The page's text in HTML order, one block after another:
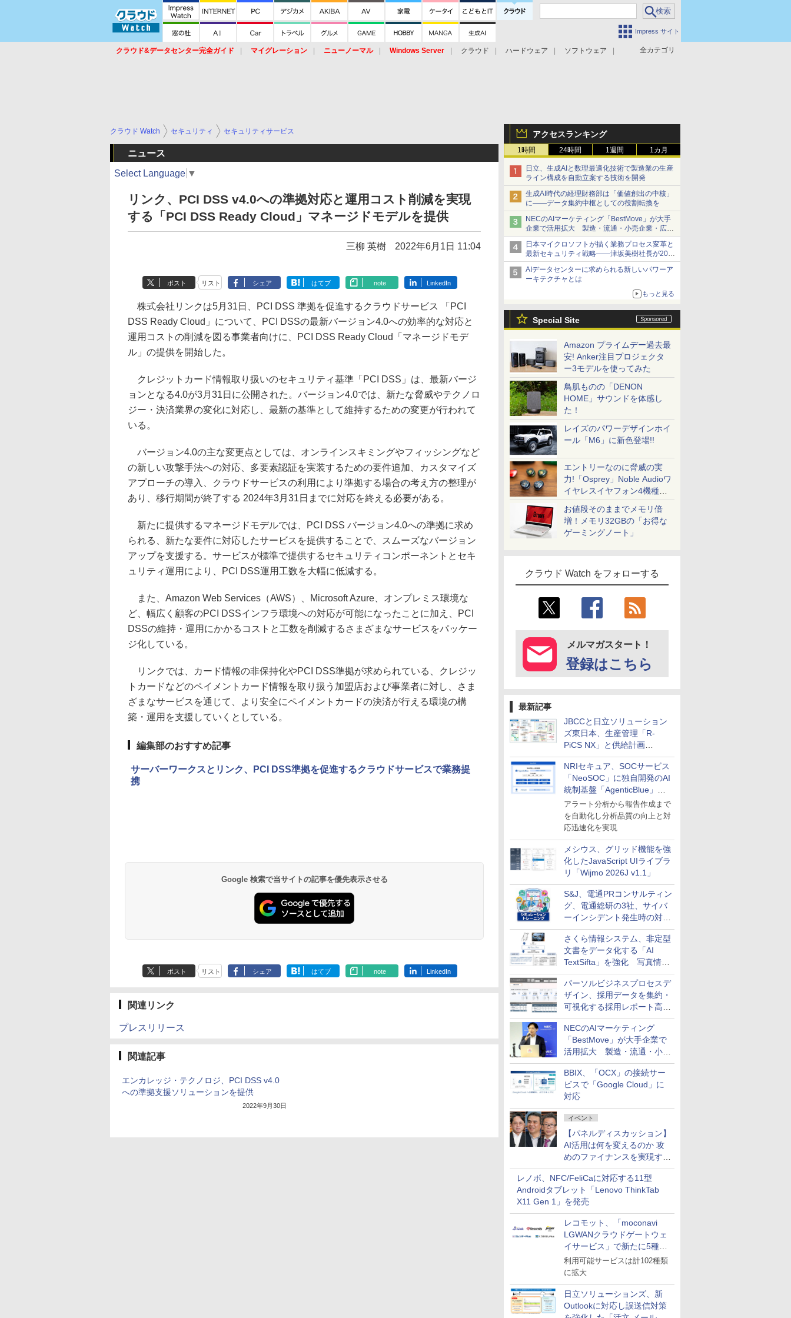
Impress サイト
全カテゴリ
クラウド&データセンター完全ガイド マイグレーション ニューノーマル Windows Server クラウド ハードウェア
ソフトウェア
アクセスランキング
1時間 24時間 1週間 1カ月
日立、生成AIと数理最適化技術で製造業の生産
ライン構成を自動立案する技術を開発
生成AI時代の経理財務部は「価値創出の中核」
に――データ集約中枢としての役割転換を
NECのAIマーケティング「BestMove」が大手
企業で活用拡大 製造・流通・小売企業・広告
代理店などが実装フェーズへ
日本マイクロソフトが描く業務プロセス変革と
最新セキュリティ戦略――津坂美樹社長が2027
年度戦略を説明
AIデータセンターに求められる新しいパワーア
ーキテクチャとは
もっと見る
Special Site
Amazon プライムデー過去最
安! Anker注目プロジェクタ
ー3モデルを使ってみた
鳥肌ものの「DENON
HOME」サウンドを体感し
た！
レイズのパワーデザインホイ
ール「M6」に新色登場!!
エントリーなのに脅威の実
力!「Osprey」Noble Audioワ
イヤレスイヤフォン4機種を
一気に聴く
お値段そのままでメモリ倍
増！メモリ32GBの「お得な
ゲーミングノート」
クラウド Watch をフォローする
メルマガスタート！
登録はこちら
最新記事
JBCCと日立ソリューション
ズ東日本、生産管理「R-
PiCS NX」と供給計画
「scSQUARE ISP」の連携サ
ービスを提供開始
NRIセキュア、SOCサービス
「NeoSOC」に独自開発のAI
統制基盤「AgenticBlue」を
導入
アラート分析から報告作成まで
を自動化し分析品質の向上と対
応迅速化を実現
メシウス、グリッド機能を強
化したJavaScript UIライブラ
リ「Wijmo 2026J v1.1」
S&J、電通PRコンサルティン
グ、電通総研の3社、サイバ
ーインシデント発生時の対応
と危機管理広報を一体的に訓
練するプログラムを提供
さくら情報システム、非定型
文書をデータ化する「AI
TextSifta」を強化 写真情報
のデータ化などに対応
パーソルビジネスプロセスデ
ザイン、採用データを集約・
可視化する採用レポート高速
化サービスを提供
NECのAIマーケティング
「BestMove」が大手企業で
活用拡大 製造・流通・小売
企業・広告代理店などが実装
フェーズへ
BBIX、「OCX」の接続サー
ビスで「Google Cloud」に
対応
イベント
【パネルディスカッション】
AI活用は何を変えるのか 攻
めのファイナンスを実現する
業務設計とマインドセット変
革
レノボ、NFC/FeliCaに対応する11型
Androidタブレット「Lenovo ThinkTab
X11 Gen 1」を発売
レコモット、「moconavi
LGWANクラウドゲートウェ
イサービス」で新たに5種類
のサービスと連携開始
利用可能サービスは計102種類
に拡大
日立ソリューションズ、新
Outlookに対応し誤送信対策
クラウド Watch セキュリティ セキュリティサービス
ニュース
Select Language ▼
リンク、PCI DSS v4.0への準拠対応と運用コスト削減を実現
する「PCI DSS Ready Cloud」マネージドモデルを提供
三柳 英樹 2022年6月1日 11:04
ポスト リスト シェア はてブ note LinkedIn
株式会社リンクは5月31日、PCI DSS 準拠を促進するクラウドサービス 「PCI
DSS Ready Cloud」について、PCI DSSの最新バージョン4.0への効率的な対応と
運用コストの削減を図る事業者向けに、PCI DSS Ready Cloud「マネージドモデ
ル」の提供を開始した。
クレジットカード情報取り扱いのセキュリティ基準「PCI DSS」は、最新バージ
ョンとなる4.0が3月31日に公開された。バージョン4.0では、新たな脅威やテクノロ
ジー・決済業界の変化に対応し、最新の基準として維持するための変更が行われて
いる。
バージョン4.0の主な変更点としては、オンラインスキミングやフィッシングなど
の新しい攻撃手法への対応、多要素認証を実装するための要件追加、カスタマイズ
アプローチの導入、クラウドサービスの利用により準拠する場合の考え方の整理が
あり、移行期間が終了する 2024年3月31日までに対応を終える必要がある。
新たに提供するマネージドモデルでは、PCI DSS バージョン4.0への準拠に求め
られる、新たな要件に対応したサービスを提供することで、スムーズなバージョン
アップを支援する。サービスが標準で提供するセキュリティコンポーネントとセキ
ュリティ運用により、PCI DSS運用工数を大幅に低減する。
また、Amazon Web Services（AWS）、Microsoft Azure、オンプレミス環境な
ど、幅広く顧客のPCI DSSインフラ環境への対応が可能になったことに加え、PCI
DSSの維持・運用にかかるコストと工数を削減するさまざまなサービスをパッケー
ジ化している。
リンクでは、カード情報の非保持化やPCI DSS準拠が求められている、クレジッ
トカードなどのペイメントカード情報を取り扱う加盟店および事業者に対し、さま
ざまなサービスを通じて、より安全にペイメントカードの決済が行える環境の構
築・運用を支援していくとしている。
編集部のおすすめ記事
サーバーワークスとリンク、PCI DSS準拠を促進するクラウドサービスで業務提
携
Google 検索で当サイトの記事を優先表示させる
ポスト リスト シェア はてブ note LinkedIn
関連リンク
プレスリリース
関連記事
エンカレッジ・テクノロジ、PCI DSS v4.0
への準拠支援ソリューションを提供
2022年9月30日